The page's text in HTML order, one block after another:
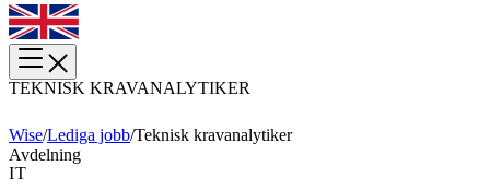
TEKNISK KRAVANALYTIKER
Wise/Lediga jobb/Teknisk kravanalytiker
Avdelning
IT